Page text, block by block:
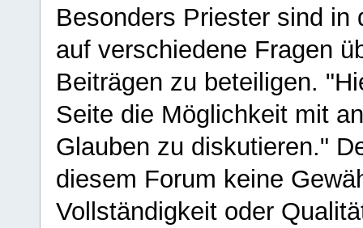
Besonders Priester sind in
auf verschiedene Fragen
Beiträgen zu beteiligen.
Seite die Möglichkeit mit
Glauben zu diskutieren."
diesem Forum keine
Vollständigkeit oder